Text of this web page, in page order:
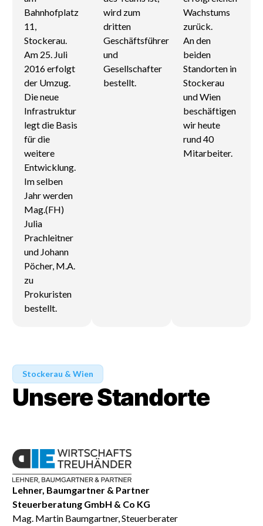
Bahnhofplatz
11,
Stockerau.
Am 25. Juli
2016 erfolgt
der Umzug.
Die neue
Infrastruktur
legt die Basis
für die
weitere
Entwicklung.
Im selben
Jahr werden
Mag.(FH)
Julia
Prachleitner
und Johann
Pöcher, M.A.
zu
Prokuristen
bestellt.
wird zum
dritten
Geschäftsführer
und
Gesellschafter
bestellt.
Wachstums
zurück.
An den
beiden
Standorten in
Stockerau
und Wien
beschäftigen
wir heute
rund 40
Mitarbeiter.
Stockerau & Wien
Unsere Standorte
Lehner, Baumgartner & Partner
Steuerberatung GmbH & Co KG
Mag. Martin Baumgartner, Steuerberater